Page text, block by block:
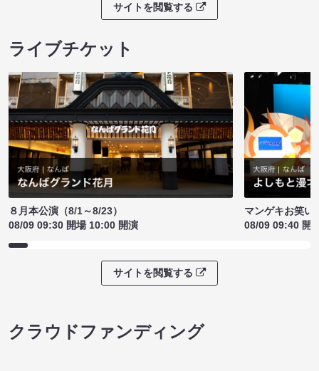
サイトを閲覧する
ライブチケット
８月本公演（8/1～8/23）
08/09 09:30 開場 10:00 開演
マンゲキお笑い
08/09 09:40 開
サイトを閲覧する
クラウドファンディング